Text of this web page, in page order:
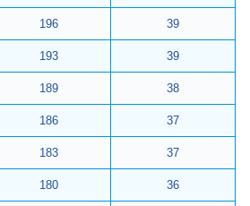
196 39
193 39
189 38
186 37
183 37
180 36